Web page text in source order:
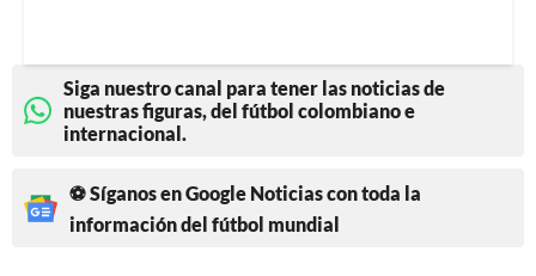
Siga nuestro canal para tener las noticias de
nuestras figuras, del fútbol colombiano e
internacional.
⚽ Síganos en Google Noticias con toda la
información del fútbol mundial